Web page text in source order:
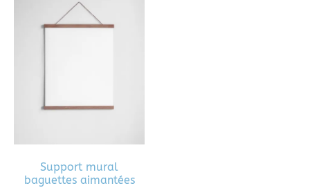
Support mural
baguettes aimantées